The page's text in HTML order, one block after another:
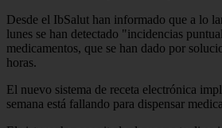
Desde el IbSalut han informado que a lo
lunes se han detectado "incidencias
medicamentos, que se han dado por
horas.
El nuevo sistema de receta electrónica
semana está fallando para dispensar